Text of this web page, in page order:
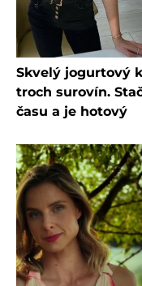
Skvelý jogurtový
troch surovín.
času a je hotový